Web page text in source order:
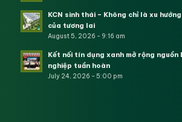
KCN sinh thái – Không chỉ là xu
của tương lai
August 5, 2026 - 9:16 am
Kết nối tín dụng xanh mở rộng nguồn
nghiệp tuần hoàn
July 24, 2026 - 5:00 pm